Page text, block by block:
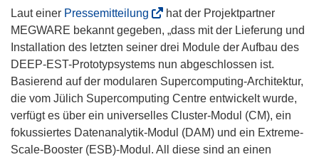
f
f
n
e
t
i
n
n
e
Laut einer Pressemitteilung
ö
f
f
n
e
t
i
n
hat der Projektpartner
MEGWARE bekannt gegeben, „dass mit der Lieferung und
Installation des letzten seiner drei Module der Aufbau des
DEEP-EST-Prototypsystems nun abgeschlossen ist.
Basierend auf der modularen Supercomputing-Architektur,
die vom Jülich Supercomputing Centre entwickelt wurde,
verfügt es über ein universelles Cluster-Modul (CM), ein
fokussiertes Datenanalytik-Modul (DAM) und ein Extreme-
Scale-Booster (ESB)-Modul. All diese sind an einen